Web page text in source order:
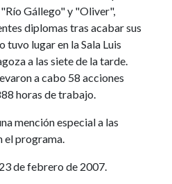
Gállego" y "Oliver",
diplomas tras acabar sus
lugar en la Sala Luis
a las siete de la tarde.
a cabo 58 acciones
horas de trabajo.
mención especial a las
el programa.
de febrero de 2007.